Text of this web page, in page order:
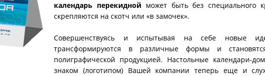
календарь перекидной может быть без специального
скрепляются на скотч или «в замочек».
Совершенствуясь и испытывая на себе новые
трансформируются в различные формы и
полиграфической продукцией. Настольные календари-
знаком (логотипом) Вашей компании теперь еще и